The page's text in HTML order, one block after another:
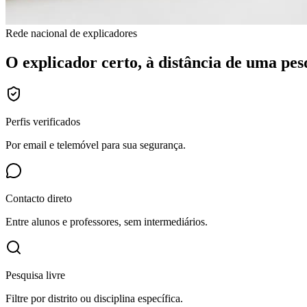
Rede nacional de explicadores
O explicador certo, à distância de uma
Perfis verificados
Por email e telemóvel para sua segurança.
Contacto direto
Entre alunos e professores, sem intermediários.
Pesquisa livre
Filtre por distrito ou disciplina específica.